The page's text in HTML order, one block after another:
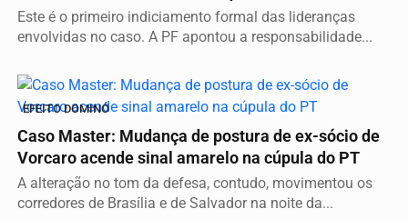
Este é o primeiro indiciamento formal das lideranças
envolvidas no caso. A PF apontou a responsabilidade...
EFEITO DOMINÓ
Caso Master: Mudança de postura de ex-sócio de
Vorcaro acende sinal amarelo na cúpula do PT
A alteração no tom da defesa, contudo, movimentou os
corredores de Brasília e de Salvador na noite da...